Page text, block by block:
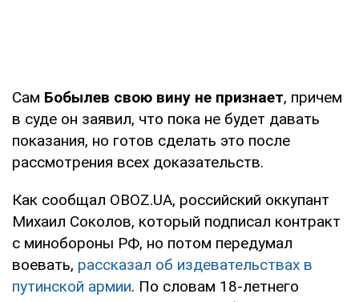
Сам Бобылев свою вину не признает, причем
в суде он заявил, что пока не будет давать
показания, но готов сделать это после
рассмотрения всех доказательств.
Как сообщал OBOZ.UA, российский оккупант
Михаил Соколов, который подписал контракт
с минобороны РФ, но потом передумал
воевать, рассказал об издевательствах в
путинской армии. По словам 18-летнего